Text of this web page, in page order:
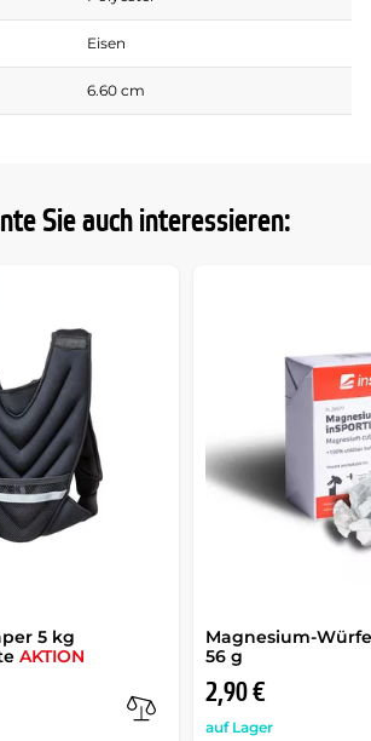
Sie auch interessieren:
5 kg
AKTION
Magnesium-
56 g
2,90 €
auf Lager
Eisen
6.60 cm